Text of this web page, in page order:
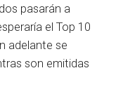
pasarán a
el Top 10
adelante se
son emitidas